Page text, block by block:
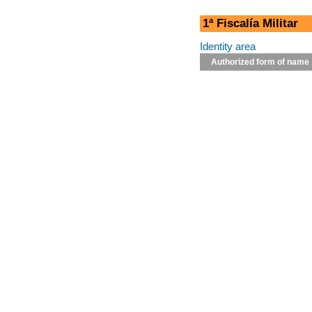
1ª Fiscalía Militar
Identity area
Authorized form of name